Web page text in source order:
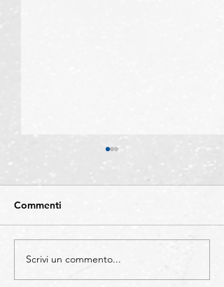
CATEGORIE -
Individuazione di
Commenti
Scrivi un commento...